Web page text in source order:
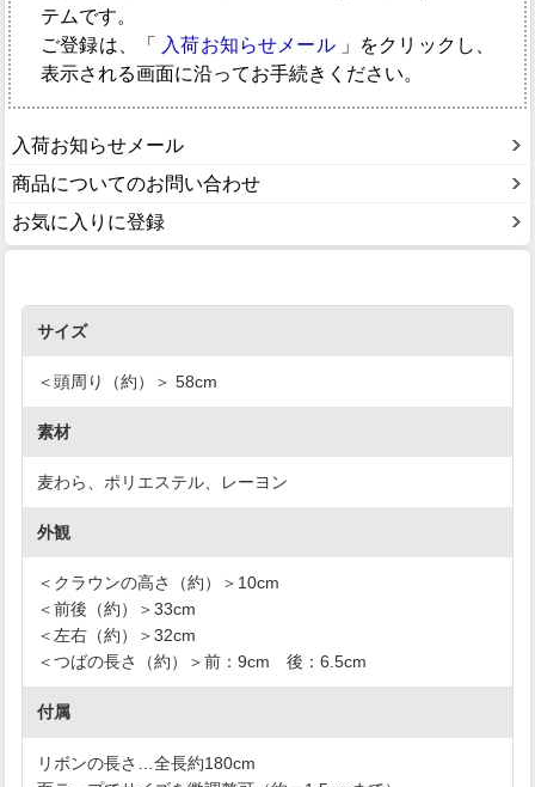
テムです。
ご登録は、「
入荷お知らせメール 」をクリックし、
表示される画面に沿ってお手続きください。
入荷お知らせメール
商品についてのお問い合わせ
お気に入りに登録
サイズ
＜頭周り（約）＞ 58cm
素材
麦わら、ポリエステル、レーヨン
外観
＜クラウンの高さ（約）＞10cm
＜前後（約）＞33cm
＜左右（約）＞32cm
＜つばの長さ（約）＞前：9cm 後：6.5cm
付属
リボンの長さ…全長約180cm